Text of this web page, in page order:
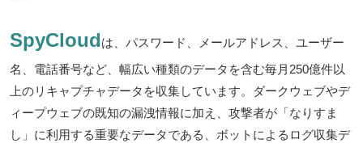
SpyCloudは、パスワード、メールアドレス、ユーザー
名、電話番号など、幅広い種類のデータを含む毎月250億件以
上のリキャプチャデータを収集しています。ダークウェブやデ
ィープウェブの既知の漏洩情報に加え、攻撃者が「なりすま
し」に利用する重要なデータである、ボットによるログ収集デ